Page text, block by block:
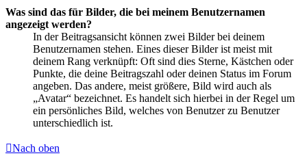
Was sind das für Bilder, die bei meinem Benutzernamen
angezeigt werden?
In der Beitragsansicht können zwei Bilder bei deinem
Benutzernamen stehen. Eines dieser Bilder ist meist mit
deinem Rang verknüpft: Oft sind dies Sterne, Kästchen oder
Punkte, die deine Beitragszahl oder deinen Status im Forum
angeben. Das andere, meist größere, Bild wird auch als
„Avatar“ bezeichnet. Es handelt sich hierbei in der Regel um
ein persönliches Bild, welches von Benutzer zu Benutzer
unterschiedlich ist.
Nach oben